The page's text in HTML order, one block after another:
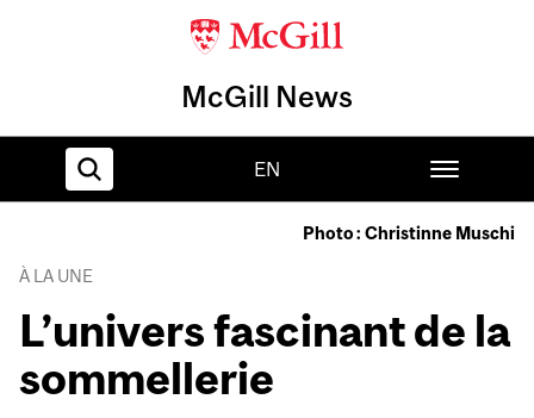
McGill News
EN
Home
Photo : Christinne Muschi
À LA UNE
L’univers fascinant de la
sommellerie